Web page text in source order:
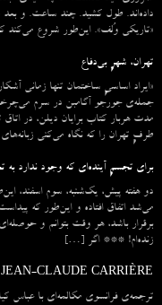
داده‌اند. طول کشید. چند ساعت. و بعد
«تاریکی وُلف». این‌طور شروع می‌‌کند
تهران، شهرِ بی‌دفاع
«ایراد اساسیِ ساختمان تنها زمانی
جمله‌ی جورجو آگامبن در سرم
مدت هربار کتاب برایان دیلن، در
طرفِ تهران را که نگاه می‌کنی
برای تجسمِ آینده‌ای که وجود ندارد به
دو هفته پیش، یک‌شنبه، سوم اسفند،
می‌شد اتفاق افتاده و این‌طور که
برقرار باشد، هر وقت بتوانم و
زنده‌ام! *** اگر […]
CLAUDE CARRIÈRE
ترجمه‌ی فرانسوی مکالمه‌ای با عباس